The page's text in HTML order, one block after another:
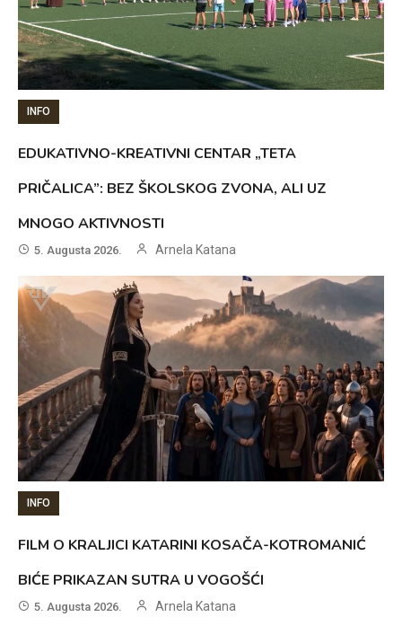
INFO
EDUKATIVNO-KREATIVNI CENTAR „TETA
PRIČALICA”: BEZ ŠKOLSKOG ZVONA, ALI UZ
MNOGO AKTIVNOSTI
5. Augusta 2026. Arnela Katana
INFO
FILM O KRALJICI KATARINI KOSAČA-KOTROMANIĆ
BIĆE PRIKAZAN SUTRA U VOGOŠĆI
5. Augusta 2026. Arnela Katana